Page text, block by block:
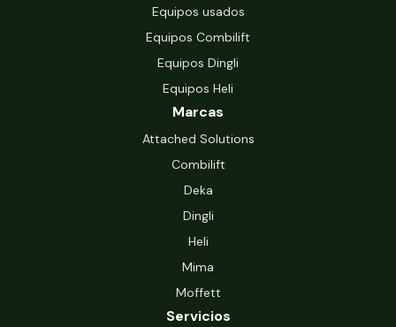
Equipos usados
Equipos Combilift
Equipos Dingli
Equipos Heli
Marcas
Attached Solutions
Combilift
Deka
Dingli
Heli
Mima
Moffett
Servicios